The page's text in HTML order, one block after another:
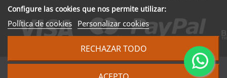
Configure las cookies que nos permite utilizar:
Política de cookies Personalizar cookies
RECHAZAR TODO
© 2024 DRA Balear Autodesguaces. Todos los derechos